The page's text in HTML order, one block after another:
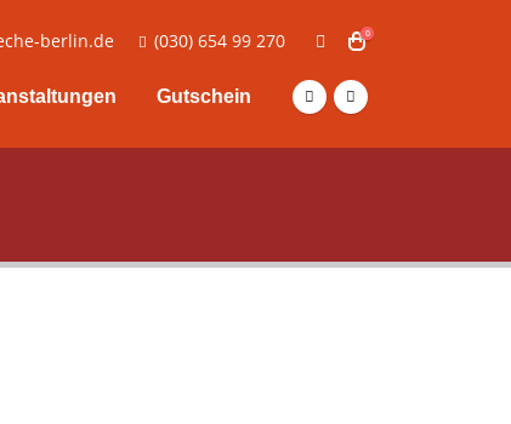
berlin.de (030) 654 99 270 0
Gutschein